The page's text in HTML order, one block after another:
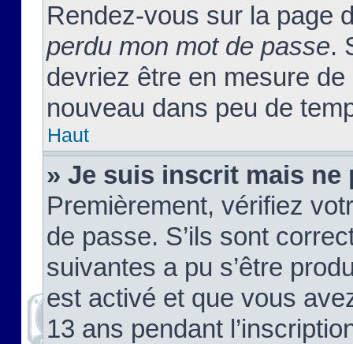
Rendez-vous sur la page
perdu mon mot de passe.
devriez être en mesure
nouveau dans peu de
Haut
» Je suis inscrit mais ne
Premièrement, vérifiez
de passe. S’ils sont
suivantes a pu s’être
est activé et que vous
13 ans pendant